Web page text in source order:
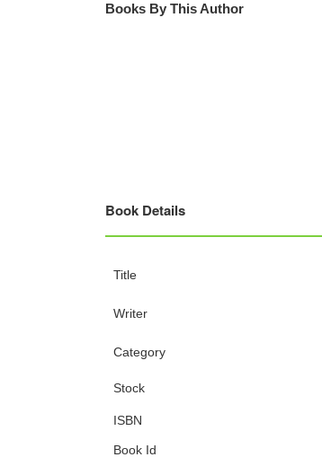
Books By This Author
Book Details
Title
Writer
Category
Stock
ISBN
Book Id